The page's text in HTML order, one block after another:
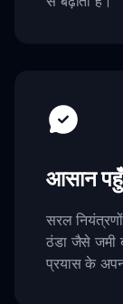
आसान
सरल
ठंडा जैसे जमी
प्रयास के